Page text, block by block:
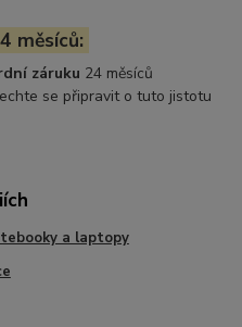
měsíců:
záruku 24 měsíců
se připravit o tuto jistotu
a laptopy